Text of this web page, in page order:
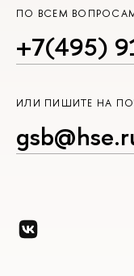
ПО ВСЕМ
+7(495)
ИЛИ ПИШИТЕ НА